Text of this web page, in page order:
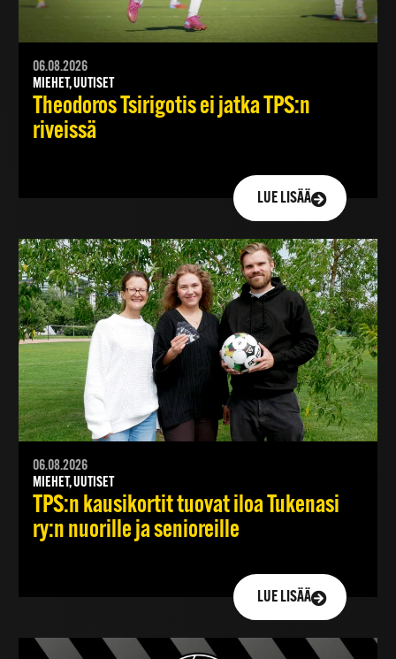
06.08.2026
MIEHET, UUTISET
Theodoros Tsirigotis ei jatka TPS:n
riveissä
LUE LISÄÄ
06.08.2026
MIEHET, UUTISET
TPS:n kausikortit tuovat iloa Tukenasi
ry:n nuorille ja senioreille
LUE LISÄÄ